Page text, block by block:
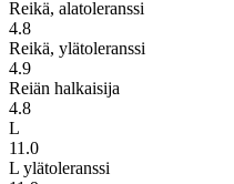
Reikä, alatoleranssi
4.8
Reikä, ylätoleranssi
4.9
Reiän halkaisija
4.8
L
11.0
L ylätoleranssi